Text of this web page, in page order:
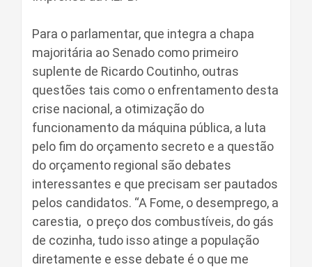
Para o parlamentar, que integra a chapa
majoritária ao Senado como primeiro
suplente de Ricardo Coutinho, outras
questões tais como o enfrentamento desta
crise nacional, a otimização do
funcionamento da máquina pública, a luta
pelo fim do orçamento secreto e a questão
do orçamento regional são debates
interessantes e que precisam ser pautados
pelos candidatos. “A Fome, o desemprego, a
carestia, o preço dos combustíveis, do gás
de cozinha, tudo isso atinge a população
diretamente e esse debate é o que me